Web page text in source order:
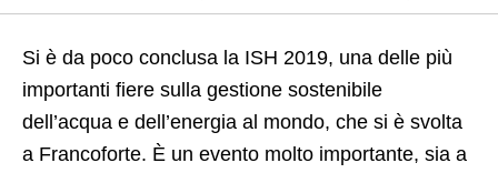
Si è da poco conclusa la ISH 2019, una delle più
importanti fiere sulla gestione sostenibile
dell’acqua e dell’energia al mondo, che si è svolta
a Francoforte. È un evento molto importante, sia a